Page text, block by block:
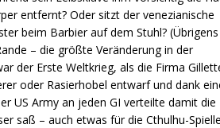
entfernt? Oder sitzt der venezianische
beim Barbier auf dem Stuhl?
– die größte Veränderung in der
der Erste Weltkrieg, als die Firma
oder Rasierhobel entwarf und dank
US Army an jeden GI verteilte damit die
saß – auch etwas für die Cthulhu-